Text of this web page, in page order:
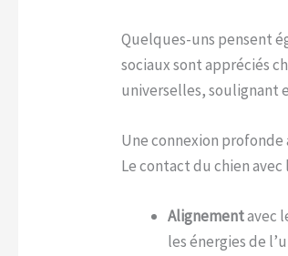
Quelques-uns pensent
sociaux sont appréciés
universelles, soulignant
Une connexion profonde
Le contact du chien
Alignementavec
les énergies de